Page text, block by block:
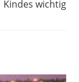
Kindes wichtig